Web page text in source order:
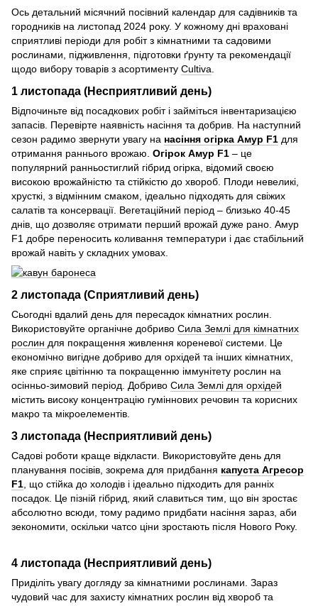
Ось детальний місячний посівний календар для садівників та
городників на листопад 2024 року. У кожному дні враховані
сприятливі періоди для робіт з кімнатними та садовими
рослинами, підживлення, підготовки ґрунту та рекомендації
щодо вибору товарів з асортименту Cultiva
1 листопада (Несприятливий день)
Відпочиньте від посадкових робіт і займіться інвентаризацією
запасів. Перевірте наявність насіння та добрив. На наступний
сезон радимо звернути увагу на насіння огірка Амур F1 для
отримання раннього врожаю. Огірок Амур F1 – це
популярний ранньостиглий гібрид огірка, відомий своєю
високою врожайністю та стійкістю до хвороб. Плоди невеликі,
хрусткі, з відмінним смаком, ідеально підходять для свіжих
салатів та консервації. Вегетаційний період – близько 40-45
днів, що дозволяє отримати перший врожай дуже рано. Амур
F1 добре переносить коливання температури і дає стабільний
врожай навіть у складних умовах.
2 листопада (Сприятливий день)
Сьогодні вдалий день для пересадок кімнатних рослин.
Використовуйте органічне добриво Сила Землі для кімнатних
рослин для покращення живлення кореневої системи. Це
економічно вигідне добриво для орхідей та інших кімнатних,
яке сприяє цвітінню та покращенню іммунітету рослин на
осінньо-зимовий період. Добриво Сила Землі для орхідей
містить високу концентрацію гуміннових речовин та корисних
макро та мікроелементів.
3 листопада (Несприятливий день)
Садові роботи краще відкласти. Використовуйте день для
планування посівів, зокрема для придбання капуста Агресор
F1 , що стійка до холодів і ідеально підходить для ранніх
посадок. Це пізній гібрид, який славиться тим, що він зростає
абсолютно всюди, тому радимо придбати насіння зараз, аби
зекономити, оскільки чатсо ціни зростають після Нового Року.
4 листопада (Несприятливий день)
Приділіть увагу догляду за кімнатними рослинами. Зараз
чудовий час для захисту кімнатних рослин від хвороб та